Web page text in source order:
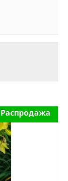
Распродажа